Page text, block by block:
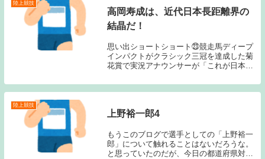
陸上競技
高岡寿成は、近代日本長距離界の
結晶だ！
思い出ショートショート㉓競走馬ディープ
インパクトがクラシック三冠を達成した菊
花賞で実況アナウンサーが「これが日本近
が、この言葉を引用したくなるのが、高岡
寿成というランナーである。私が物心が付
陸上競技
上野裕一郎4
もうこのブログで選手としての「上野裕一
郎」について触れることはないだろうな。
と思っていたのだが、今日の都道府県対抗